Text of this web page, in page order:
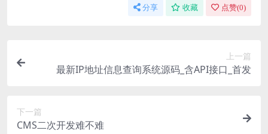
分享 收藏 点赞(0)
上一篇
最新IP地址信息查询系统源码_含API接口_首发
下一篇
CMS二次开发难不难